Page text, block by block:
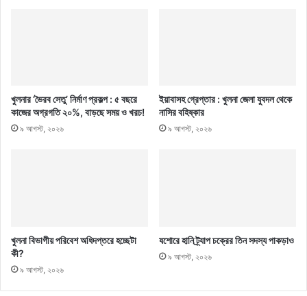
খুলনার ‘ভৈরব সেতু’ নির্মাণ প্রকল্প : ৫ বছরে
কাজের অগ্রগতি ২০%, বাড়ছে সময় ও খরচ!
৯ আগস্ট, ২০২৬
ইয়াবাসহ গ্রেপ্তার : খুলনা জেলা যুবদল থেকে
নাসির বহিষ্কার
৯ আগস্ট, ২০২৬
খুলনা বিভাগীয় পরিবেশ অধিদপ্তরে হচ্ছেটা
কী?
৯ আগস্ট, ২০২৬
যশোরে হানি ট্র্যাপ চক্রের তিন সদস্য পাকড়াও
৯ আগস্ট, ২০২৬